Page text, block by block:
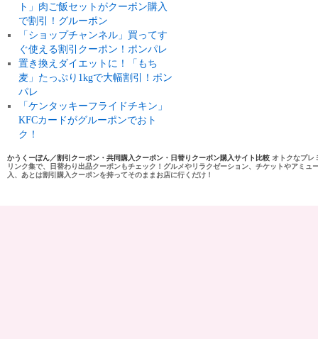
ト」肉ご飯セットがクーポン購入
で割引！グルーポン
「ショップチャンネル」買ってす
ぐ使える割引クーポン！ポンパレ
置き換えダイエットに！「もち
麦」たっぷり1kgで大幅割引！ポン
パレ
「ケンタッキーフライドチキン」
KFCカードがグルーポンでおト
ク！
かうくーぽん／割引クーポン・共同購入クーポン・日替りクーポン購入サイト比較 オトクなプレ
リンク集で、日替わり出品クーポンもチェック！グルメやリラクゼーション、チケットやアミ
入、あとは割引購入クーポンを持ってそのままお店に行くだけ！